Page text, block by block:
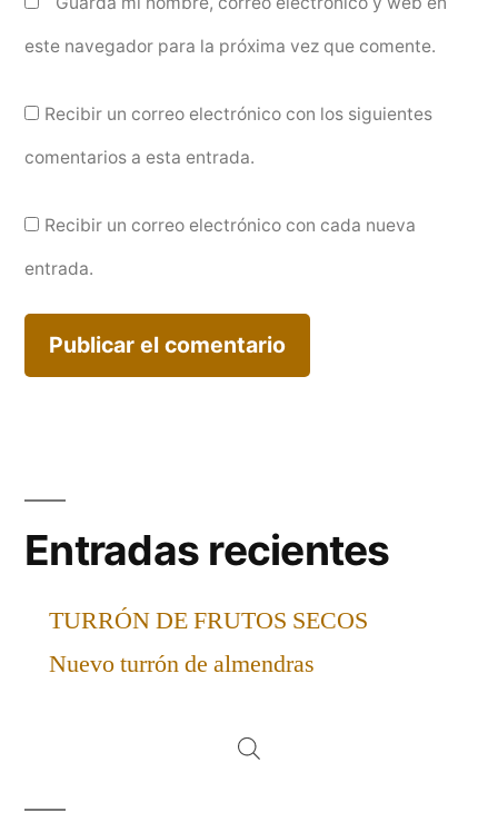
este navegador para la próxima vez que comente.
Recibir un correo electrónico con los siguientes
comentarios a esta entrada.
Recibir un correo electrónico con cada nueva
entrada.
Entradas recientes
TURRÓN DE FRUTOS SECOS
Nuevo turrón de almendras